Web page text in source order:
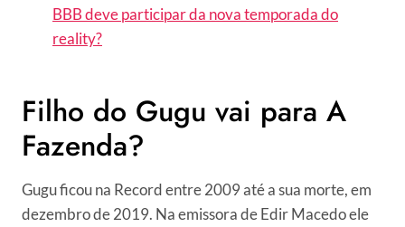
BBB deve participar da nova temporada do
reality?
Filho do Gugu vai para A
Fazenda?
Gugu ficou na Record entre 2009 até a sua morte, em
dezembro de 2019. Na emissora de Edir Macedo ele